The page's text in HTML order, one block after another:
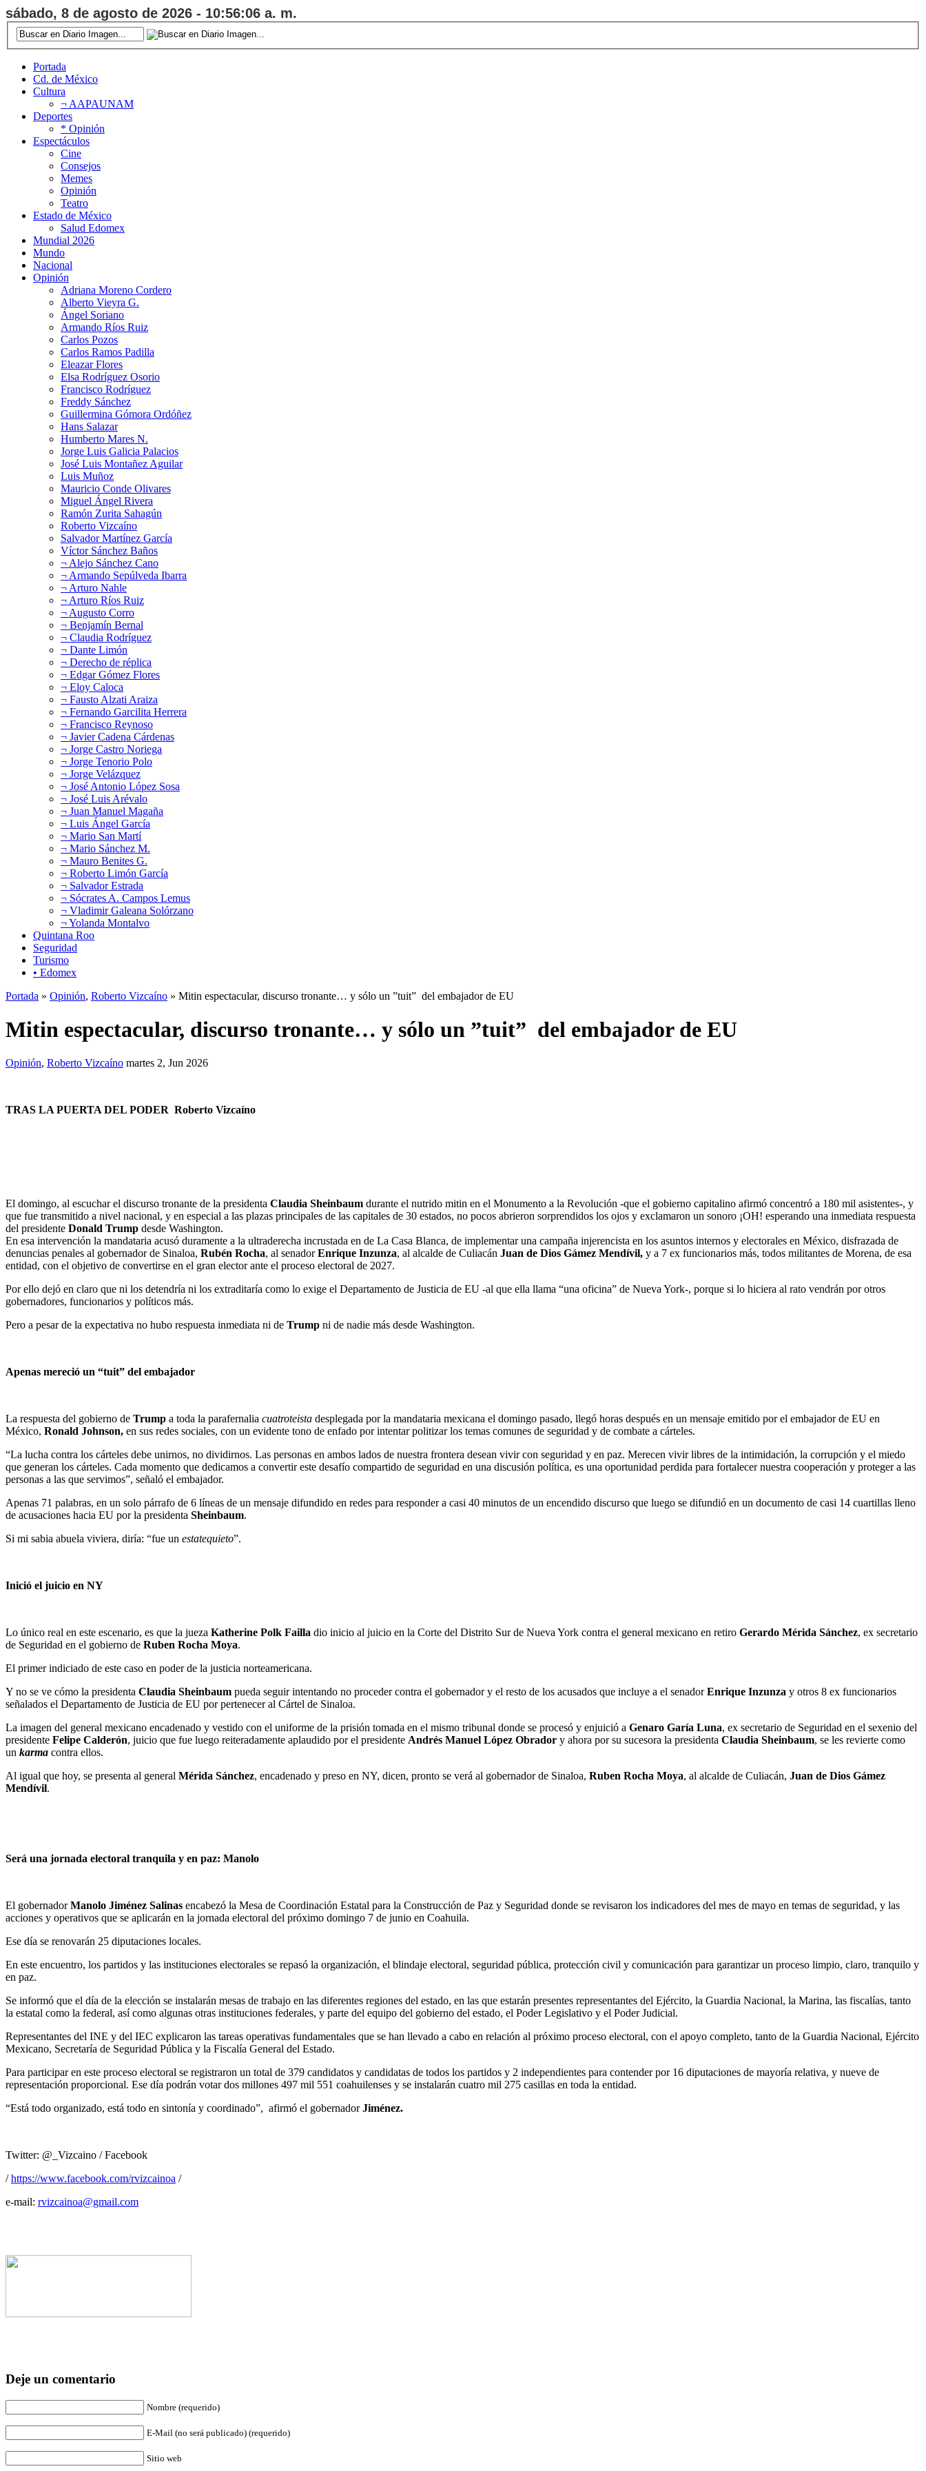
sábado, 8 de agosto de 2026 - 10:56:07 a. m.
Portada
Cd. de México
Cultura
¬ AAPAUNAM
Deportes
* Opinión
Espectáculos
Cine
Consejos
Memes
Opinión
Teatro
Estado de México
Salud Edomex
Mundial 2026
Mundo
Nacional
Opinión
Adriana Moreno Cordero
Alberto Vieyra G.
Ángel Soriano
Armando Ríos Ruiz
Carlos Pozos
Carlos Ramos Padilla
Eleazar Flores
Elsa Rodríguez Osorio
Francisco Rodríguez
Freddy Sánchez
Guillermina Gómora Ordóñez
Hans Salazar
Humberto Mares N.
Jorge Luis Galicia Palacios
José Luis Montañez Aguilar
Luis Muñoz
Mauricio Conde Olivares
Miguel Ángel Rivera
Ramón Zurita Sahagún
Roberto Vizcaíno
Salvador Martínez García
Víctor Sánchez Baños
¬ Alejo Sánchez Cano
¬ Armando Sepúlveda Ibarra
¬ Arturo Nahle
¬ Arturo Ríos Ruiz
¬ Augusto Corro
¬ Benjamín Bernal
¬ Claudia Rodríguez
¬ Dante Limón
¬ Derecho de réplica
¬ Edgar Gómez Flores
¬ Eloy Caloca
¬ Fausto Alzati Araiza
¬ Fernando Garcilita Herrera
¬ Francisco Reynoso
¬ Javier Cadena Cárdenas
¬ Jorge Castro Noriega
¬ Jorge Tenorio Polo
¬ Jorge Velázquez
¬ José Antonio López Sosa
¬ José Luis Arévalo
¬ Juan Manuel Magaña
¬ Luis Ángel García
¬ Mario San Martí
¬ Mario Sánchez M.
¬ Mauro Benites G.
¬ Roberto Limón García
¬ Salvador Estrada
¬ Sócrates A. Campos Lemus
¬ Vladimir Galeana Solórzano
¬ Yolanda Montalvo
Quintana Roo
Seguridad
Turismo
• Edomex
Portada » Opinión, Roberto Vizcaíno » Mitin espectacular, discurso tronante… y sólo un ”tuit” del embajador de EU
Mitin espectacular, discurso tronante… y sólo un ”tuit” del embajador de EU
Opinión, Roberto Vizcaíno martes 2, Jun 2026
TRAS LA PUERTA DEL PODER Roberto Vizcaíno
El domingo, al escuchar el discurso tronante de la presidenta Claudia Sheinbaum durante el nutrido mitin en el Monumento a la Revolución -que el gobierno capitalino afirmó concentró a 180 mil asistentes-, y
que fue transmitido a nivel nacional, y en especial a las plazas principales de las capitales de 30 estados, no pocos abrieron sorprendidos los ojos y exclamaron un sonoro ¡OH! esperando una inmediata respuesta
del presidente Donald Trump desde Washington.
En esa intervención la mandataria acusó duramente a la ultraderecha incrustada en de La Casa Blanca, de implementar una campaña injerencista en los asuntos internos y electorales en México, disfrazada de
denuncias penales al gobernador de Sinaloa, Rubén Rocha, al senadorEnrique Inzunza, al alcalde de Culiacán Juan de Dios Gámez Mendívil, y a 7 ex funcionarios más, todos militantes de Morena, de esa
entidad, con el objetivo de convertirse en el gran elector ante el proceso electoral de 2027.
Por ello dejó en claro que ni los detendría ni los extraditaría como lo exige el Departamento de Justicia de EU -al que ella llama “una oficina” de Nueva York-, porque si lo hiciera al rato vendrán por otros
gobernadores, funcionarios y políticos más.
Pero a pesar de la expectativa no hubo respuesta inmediata ni de Trump ni de nadie más desde Washington.
Apenas mereció un “tuit” del embajador
La respuesta del gobierno de Trump a toda la parafernalia cuatroteista desplegada por la mandataria mexicana el domingo pasado, llegó horas después en un mensaje emitido por el embajador de EU en
México, Ronald Johnson, en sus redes sociales, con un evidente tono de enfado por intentar politizar los temas comunes de seguridad y de combate a cárteles.
“La lucha contra los cárteles debe unirnos, no dividirnos. Las personas en ambos lados de nuestra frontera desean vivir con seguridad y en paz. Merecen vivir libres de la intimidación, la corrupción y el miedo
que generan los cárteles. Cada momento que dedicamos a convertir este desafío compartido de seguridad en una discusión política, es una oportunidad perdida para fortalecer nuestra cooperación y proteger a las
personas a las que servimos”, señaló el embajador.
Apenas 71 palabras, en un solo párrafo de 6 líneas de un mensaje difundido en redes para responder a casi 40 minutos de un encendido discurso que luego se difundió en un documento de casi 14 cuartillas lleno
de acusaciones hacia EU por la presidenta Sheinbaum.
Si mi sabia abuela viviera, diría: “fue un estatequieto”.
Inició el juicio en NY
Lo único real en este escenario, es que la jueza Katherine Polk Failla dio inicio al juicio en la Corte del Distrito Sur de Nueva York contra el general mexicano en retiro Gerardo Mérida Sánchez, ex secretario
de Seguridad en el gobierno de Ruben Rocha Moya.
El primer indiciado de este caso en poder de la justicia norteamericana.
Y no se ve cómo la presidenta Claudia Sheinbaum pueda seguir intentando no proceder contra el gobernador y el resto de los acusados que incluye a el senadorEnrique Inzunza y otros 8 ex funcionarios
señalados el Departamento de Justicia de EU por pertenecer al Cártel de Sinaloa.
La imagen del general mexicano encadenado y vestido con el uniforme de la prisión tomada en el mismo tribunal donde se procesó y enjuició a Genaro Garía Luna, ex secretario de Seguridad en el sexenio del
presidente Felipe Calderón, juicio que fue luego reiteradamente aplaudido por el presidente Andrés Manuel López Obrador y ahora por su sucesora la presidenta Claudia Sheinbaum, se les revierte como
un karma contra ellos.
Al igual que hoy, se presenta al general Mérida Sánchez, encadenado y preso en NY, dicen, pronto se verá al gobernador de Sinaloa, Ruben Rocha Moya, al alcalde de Culiacán, Juan de Dios Gámez
Mendívil.
Será una jornada electoral tranquila y en paz: Manolo
El gobernadorManolo Jiménez Salinas encabezó la Mesa de Coordinación Estatal para la Construcción de Paz y Seguridad donde se revisaron los indicadores del mes de mayo en temas de seguridad, y las
acciones y operativos que se aplicarán en la jornada electoral del próximo domingo 7 de junio en Coahuila.
Ese día se renovarán 25 diputaciones locales.
En este encuentro, los partidos y las instituciones electorales se repasó la organización, el blindaje electoral, seguridad pública, protección civil y comunicación para garantizar un proceso limpio, claro, tranquilo y
en paz.
Se informó que el día de la elección se instalarán mesas de trabajo en las diferentes regiones del estado, en las que estarán presentes representantes del Ejército, la Guardia Nacional, la Marina, las fiscalías, tanto
la estatal como la federal, así como algunas otras instituciones federales, y parte del equipo del gobierno del estado, el Poder Legislativo y el Poder Judicial.
Representantes del INE y del IEC explicaron las tareas operativas fundamentales que se han llevado a cabo en relación al próximo proceso electoral, con el apoyo completo, tanto de la Guardia Nacional, Ejército
Mexicano, Secretaría de Seguridad Pública y la Fiscalía General del Estado.
Para participar en este proceso electoral se registraron un total de 379 candidatos y candidatas de todos los partidos y 2 independientes para contender por 16 diputaciones de mayoría relativa, y nueve de
representación proporcional. Ese día podrán votar dos millones 497 mil 551 coahuilenses y se instalarán cuatro mil 275 casillas en toda la entidad.
“Está todo organizado, está todo en sintonía y coordinado”, afirmó el gobernadorJiménez.
Twitter: @_Vizcaino / Facebook
/https://www.facebook.com/rvizcainoa /
e-mail: rvizcainoa@gmail.com
Deje un comentario
Nombre (requerido)
E-Mail (no será publicado) (requerido)
Sitio web